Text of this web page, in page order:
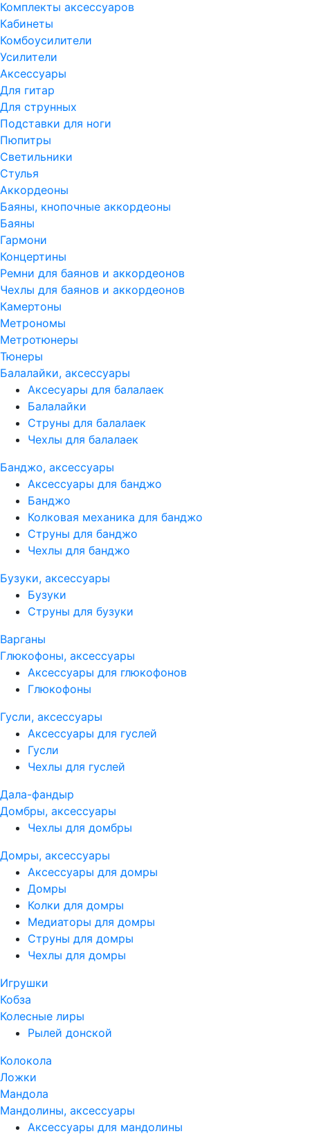
Комплекты аксессуаров
Кабинеты
Комбоусилители
Усилители
Аксессуары
Для гитар
Для струнных
Подставки для ноги
Пюпитры
Светильники
Стулья
Аккордеоны
Баяны, кнопочные аккордеоны
Баяны
Гармони
Концертины
Ремни для баянов и аккордеонов
Чехлы для баянов и аккордеонов
Камертоны
Метрономы
Метротюнеры
Тюнеры
Балалайки, аксессуары
Аксесуары для балалаек
Балалайки
Струны для балалаек
Чехлы для балалаек
Банджо, аксессуары
Аксессуары для банджо
Банджо
Колковая механика для банджо
Струны для банджо
Чехлы для банджо
Бузуки, аксессуары
Бузуки
Струны для бузуки
Варганы
Глюкофоны, аксессуары
Аксессуары для глюкофонов
Глюкофоны
Гусли, аксессуары
Аксессуары для гуслей
Гусли
Чехлы для гуслей
Дала-фандыр
Домбры, аксессуары
Чехлы для домбры
Домры, аксессуары
Аксессуары для домры
Домры
Колки для домры
Медиаторы для домры
Струны для домры
Чехлы для домры
Игрушки
Кобза
Колесные лиры
Рылей донской
Колокола
Ложки
Мандола
Мандолины, аксессуары
Аксессуары для мандолины